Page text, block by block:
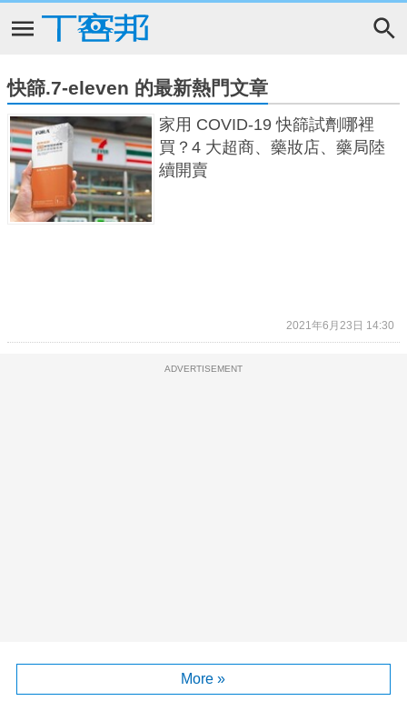
快篩.7-eleven 的最新熱門文章
家用 COVID-19 快篩試劑哪裡
買？4 大超商、藥妝店、藥局陸
續開賣
2021年6月23日 14:30
ADVERTISEMENT
More »